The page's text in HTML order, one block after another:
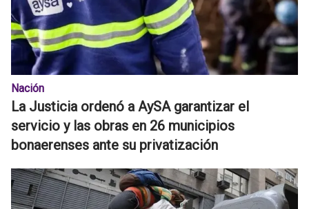
Nación
La Justicia ordenó a AySA garantizar el
servicio y las obras en 26 municipios
bonaerenses ante su privatización